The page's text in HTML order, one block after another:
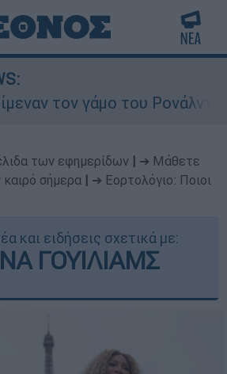
του Ρονάλντο στη
των εφημερίδων
➔ Μάθετε
καιρό σήμερα
➔ Εορτολόγιο: Ποιοι
και ειδήσεις σχετικά με:
ΓΟΥΙΛΙΑΜΣ